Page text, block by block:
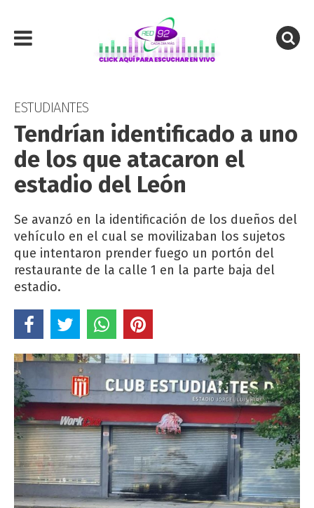
ESTUDIANTES
Tendrían identificado a uno
de los que atacaron el
estadio del León
Se avanzó en la identificación de los dueños del
vehículo en el cual se movilizaban los sujetos
que intentaron prender fuego un portón del
restaurante de la calle 1 en la parte baja del
estadio.